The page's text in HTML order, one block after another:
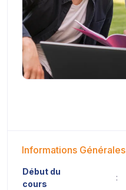
Informations Générales
Début du
cours
: